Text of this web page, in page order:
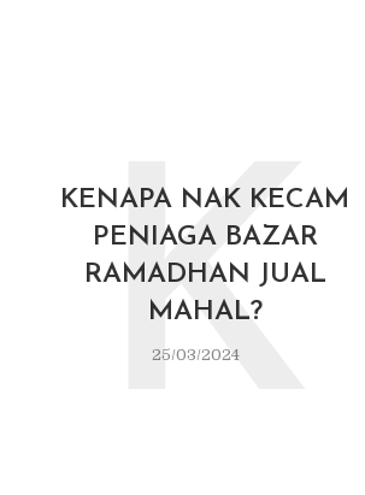
KENAPA NAK KECAM
PENIAGA BAZAR
RAMADHAN JUAL
MAHAL?
25/03/2024
K